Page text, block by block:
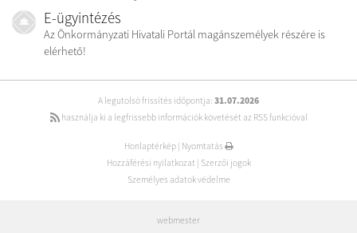
E-ügyintézés
Az Önkormányzati Hivatali Portál magánszemélyek részére is
elérhető!
A legutolsó frissítés időpontja: 31.07.2026
használja ki a legfrissebb információk követését az RSS funkcióval
Honlaptérkép| Nyomtatás
Hozzáférési nyilatkozat
Szerzői jogok
Személyes adatok védelme
webmester